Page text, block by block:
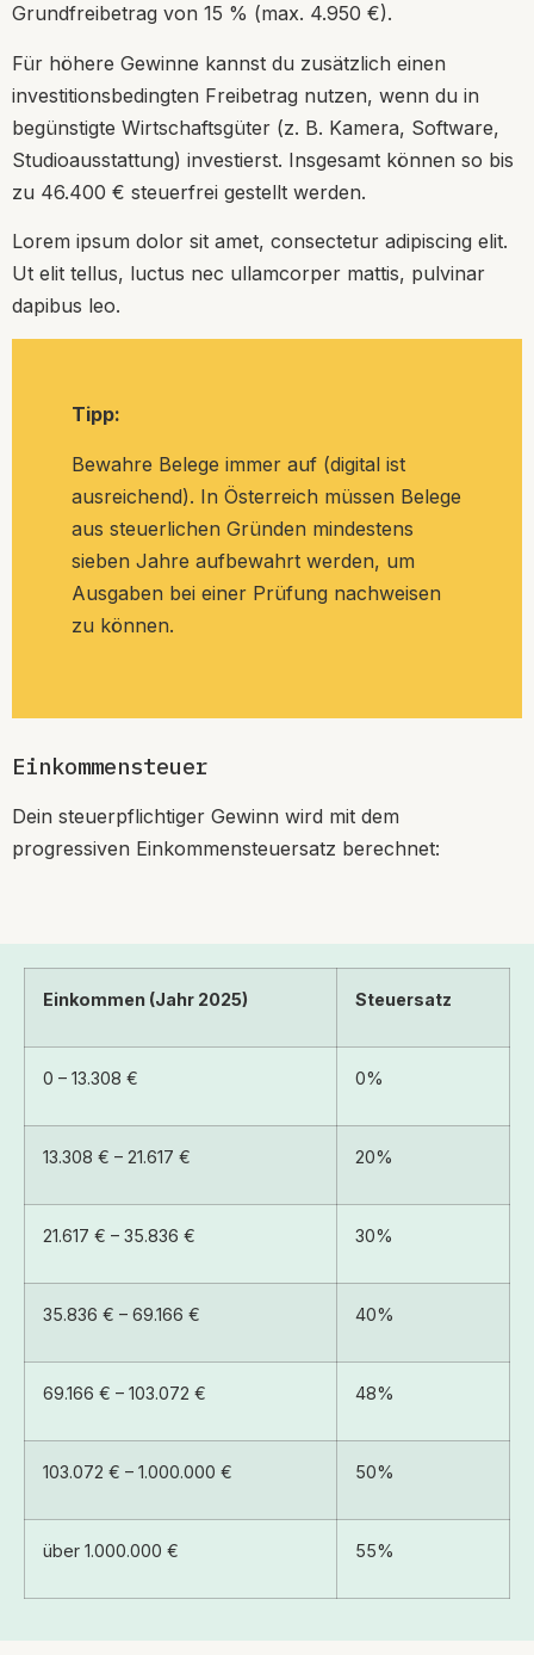
Grundfreibetrag von 15 % (max. 4.950 €).
Für höhere Gewinne kannst du zusätzlich einen
investitionsbedingten Freibetrag nutzen, wenn du in
begünstigte Wirtschaftsgüter (z. B. Kamera, Software,
Studioausstattung) investierst. Insgesamt können so bis
zu 46.400 € steuerfrei gestellt werden.
Lorem ipsum dolor sit amet, consectetur adipiscing elit.
Ut elit tellus, luctus nec ullamcorper mattis, pulvinar
dapibus leo.
Tipp:
Bewahre Belege immer auf (digital ist
ausreichend). In Österreich müssen Belege
aus steuerlichen Gründen mindestens
sieben Jahre aufbewahrt werden, um
Ausgaben bei einer Prüfung nachweisen
zu können.
Einkommensteuer
Dein steuerpflichtiger Gewinn wird mit dem
progressiven Einkommensteuersatz berechnet:
Einkommen (Jahr 2025) Steuersatz
0 – 13.308 € 0%
13.308 € – 21.617 € 20%
21.617 € – 35.836 € 30%
35.836 € – 69.166 € 40%
69.166 € – 103.072 € 48%
103.072 € – 1.000.000 € 50%
über 1.000.000 € 55%